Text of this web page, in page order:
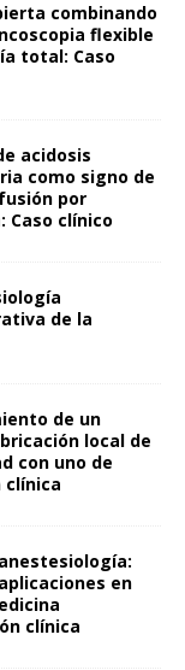
combinando
flexible
total: Caso
acidosis
como signo de
por
Caso clínico
de la
de un
local de
con uno de
clínica
en
clínica